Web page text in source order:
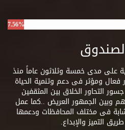
7.56%
على مدى خمسة وثلاثون عاماً منذ
يقوم بدور فعال ومؤثر فى دعم وتنمية الحياة
التحاور الخلاق بين المثقفين
وبين الجمهور العريض ..كما عمل
فى مختلف المحافظات ودعمها
التميز والإبداع.